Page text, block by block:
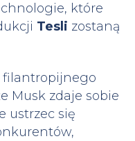
które
Tesli zostaną
filantropijnego
Musk zdaje sobie
ustrzec się